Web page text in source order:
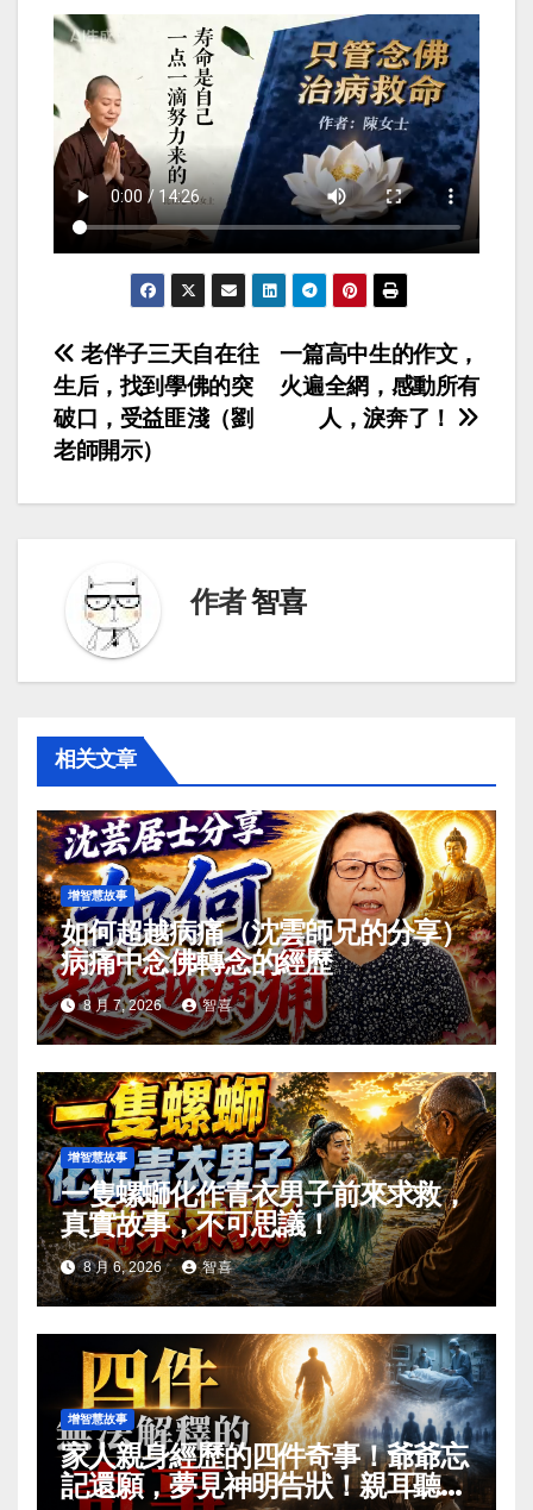
文
章
导
航
一篇高中生的作文，
火遍全網，感動所有
人，淚奔了！
老伴子三天自在往
生后，找到學佛的突
破口，受益匪淺（劉
老師開示）
作者智喜
相关文章
增智慧故事
如何超越病痛（沈雲師兄的分享）
病痛中念佛轉念的經歷
8 月 7, 2026 智喜
增智慧故事
一隻螺螄化作青衣男子前來求救，
真實故事，不可思議！
8 月 6, 2026 智喜
增智慧故事
家人親身經歷的四件奇事！爺爺忘
記還願，夢見神明告狀！親耳聽見